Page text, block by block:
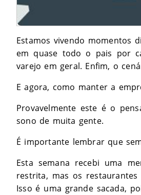
Estamos vivendo momentos
em quase todo o pais por
varejo em geral. Enfim, o
E agora, como manter a
Provavelmente este é o
sono de muita gente.
É importante lembrar que
Esta semana recebi uma
restrita, mas os
Isso é uma grande sacada,